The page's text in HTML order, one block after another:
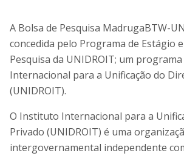
A Bolsa de Pesquisa MadrugaBTW-
concedida pelo Programa de Estágio
Pesquisa da UNIDROIT; um
Internacional para a Unificação do
(UNIDROIT).
O Instituto Internacional para a
Privado (UNIDROIT) é uma
intergovernamental independente